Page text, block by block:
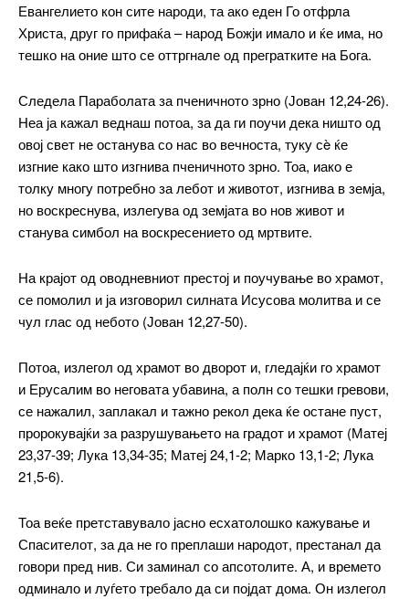
Евангелието кон сите народи, та ако еден Го отфрла
Христа, друг го прифаќа – народ Божји имало и ќе има, но
тешко на оние што се оттргнале од прегратките на Бога.
Следела Параболата за пченичното зрно (Јован 12,24-26).
Неа ја кажал веднаш потоа, за да ги поучи дека ништо од
овој свет не останува со нас во вечноста, туку сè ќе
изгние како што изгнива пченичното зрно. Тоа, иако е
толку многу потребно за лебот и животот, изгнива в земја,
но воскреснува, излегува од земјата во нов живот и
станува симбол на воскресението од мртвите.
На крајот од оводневниот престој и поучување во храмот,
се помолил и ја изговорил силната Исусова молитва и се
чул глас од небото (Јован 12,27-50).
Потоа, излегол од храмот во дворот и, гледајќи го храмот
и Ерусалим во неговата убавина, а полн со тешки гревови,
се нажалил, заплакал и тажно рекол дека ќе остане пуст,
пророкувајќи за разрушувањето на градот и храмот (Матеј
23,37-39; Лука 13,34-35; Матеј 24,1-2; Марко 13,1-2; Лука
21,5-6).
Тоа веќе претставувало јасно есхатолошко кажување и
Спасителот, за да не го преплаши народот, престанал да
говори пред нив. Си заминал со апсотолите. А, и времето
одминало и луѓето требало да си појдат дома. Он излегол